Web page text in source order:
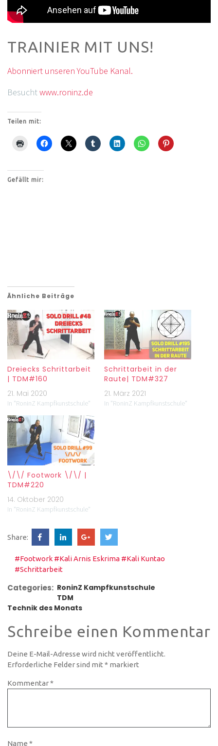
TRAINIER MIT UNS!
Abonniert unseren YouTube Kanal.
Besuchtwww.roninz.de
Teilen mit:
Gefällt mir:
Ähnliche Beiträge
Dreiecks Schrittarbeit
| TDM#160
21. Mai 2020
In "RoninZ Kampfkunstschule"
Schrittarbeit in der
Raute| TDM#327
21. März 2021
In "RoninZ Kampfkunstschule"
\/\/ Footwork \/\/ |
TDM#220
14. Oktober 2020
In "RoninZ Kampfkunstschule"
Share:
#Footwork #Kali Arnis Eskrima #Kali Kuntao
#Schrittarbeit
Categories: RoninZ Kampfkunstschule
TDM
Technik des Monats
Schreibe einen Kommentar
Deine E-Mail-Adresse wird nicht veröffentlicht.
Erforderliche Felder sind mit * markiert
Kommentar*
Name *